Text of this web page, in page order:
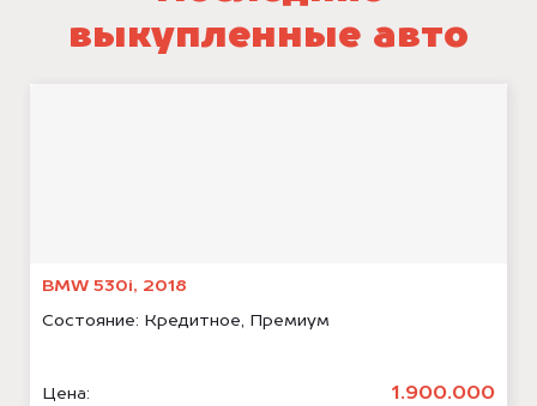
выкупленные авто
BMW 530i, 2018
Состояние: Кредитное, Премиум
Цена: 1.900.000